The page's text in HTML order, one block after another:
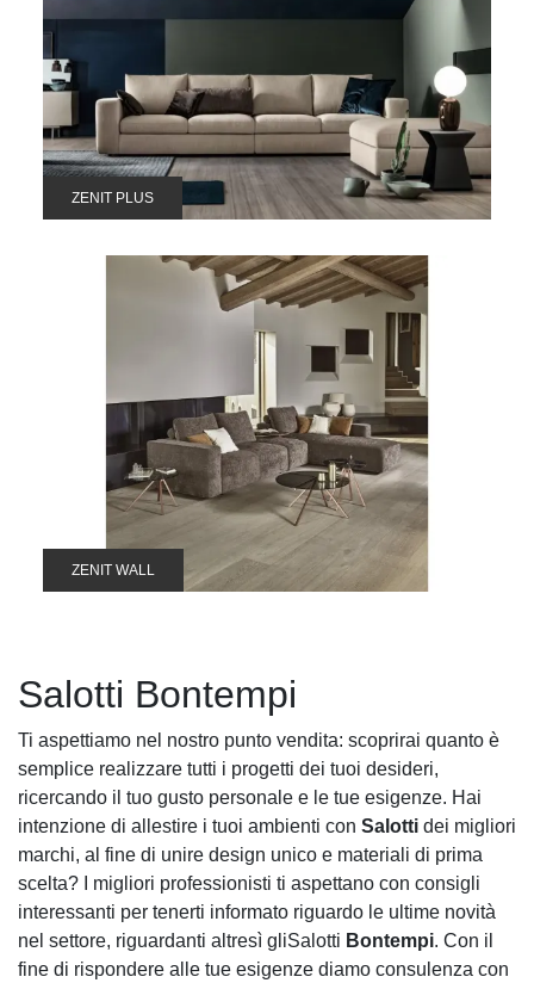
ZENIT PLUS
ZENIT WALL
Salotti Bontempi
Ti aspettiamo nel nostro punto vendita: scoprirai quanto è
semplice realizzare tutti i progetti dei tuoi desideri,
ricercando il tuo gusto personale e le tue esigenze. Hai
intenzione di allestire i tuoi ambienti con Salotti dei migliori
marchi, al fine di unire design unico e materiali di prima
scelta? I migliori professionisti ti aspettano con consigli
interessanti per tenerti informato riguardo le ultime novità
nel settore, riguardanti altresì gliSalotti Bontempi. Con il
fine di rispondere alle tue esigenze diamo consulenza con